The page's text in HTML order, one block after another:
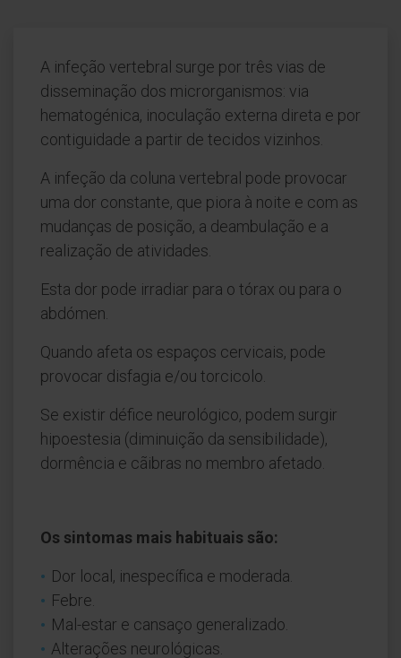
A infeção vertebral surge por três vias de
disseminação dos microrganismos: via
hematogénica, inoculação externa direta e por
contiguidade a partir de tecidos vizinhos.
A infeção da coluna vertebral pode provocar
uma dor constante, que piora à noite e com as
mudanças de posição, a deambulação e a
realização de atividades.
Esta dor pode irradiar para o tórax ou para o
abdómen.
Quando afeta os espaços cervicais, pode
provocar disfagia e/ou torcicolo.
Se existir défice neurológico, podem surgir
hipoestesia (diminuição da sensibilidade),
dormência e cãibras no membro afetado.
Os sintomas mais habituais são:
Dor local, inespecífica e moderada.
Febre.
Mal-estar e cansaço generalizado.
Alterações neurológicas.